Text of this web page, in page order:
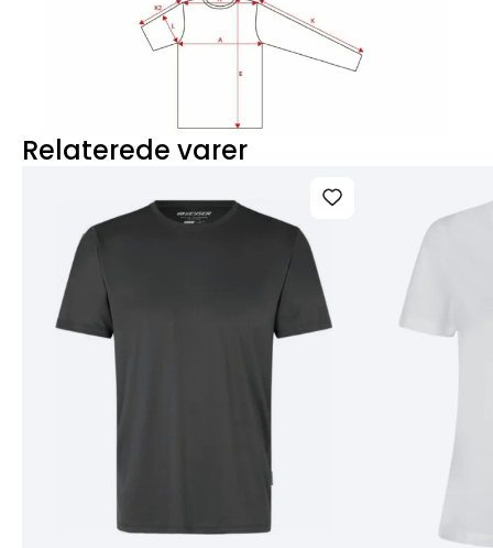
Relaterede varer